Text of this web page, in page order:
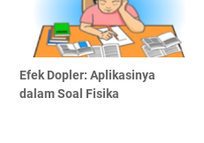
Efek Dopler: Aplikasinya
dalam Soal Fisika